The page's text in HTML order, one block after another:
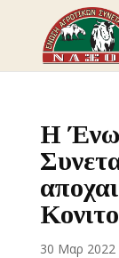
remove_circle_outline
Η
30 Μαρ 2022